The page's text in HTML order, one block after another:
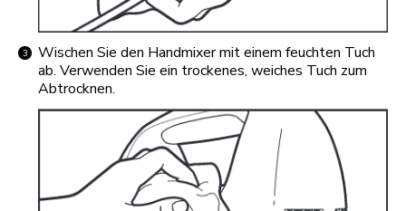
Wischen Sie den Handmixer mit einem feuchten Tuch
ab. Verwenden Sie ein trockenes, weiches Tuch zum
Abtrocknen.